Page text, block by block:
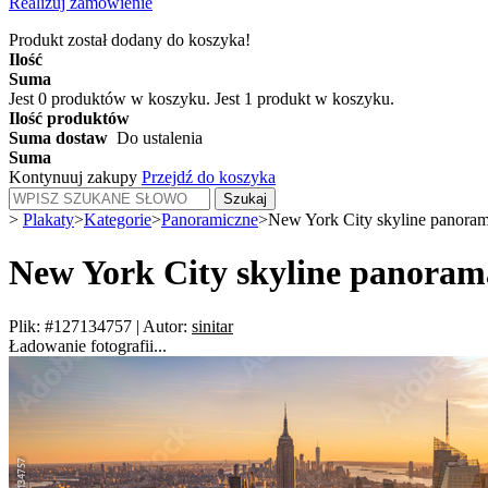
Produkt został dodany do koszyka!
Ilość
Suma
Jest 0 produktów w koszyku. Jest 1 produkt w koszyku.
Ilość produktów
Suma dostaw Do ustalenia
Suma
Kontynuuj zakupy Przejdź do koszyka
Szukaj
> Plakaty>Kategorie>Panoramiczne>New York City skyline
New York City skyline
Plik: #127134757 | Autor: sinitar
Ładowanie fotografii...